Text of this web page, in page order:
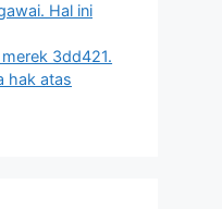
Hal ini
3dd421.
hak atas